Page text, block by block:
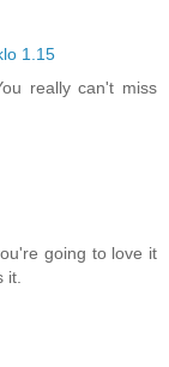
1.15
really can't miss
going to love it
it.